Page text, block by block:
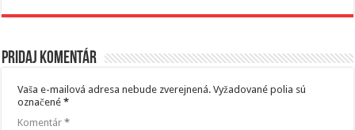
Pridaj komentár
Vaša e-mailová adresa nebude zverejnená. Vyžadované polia sú
označené*
Komentár*